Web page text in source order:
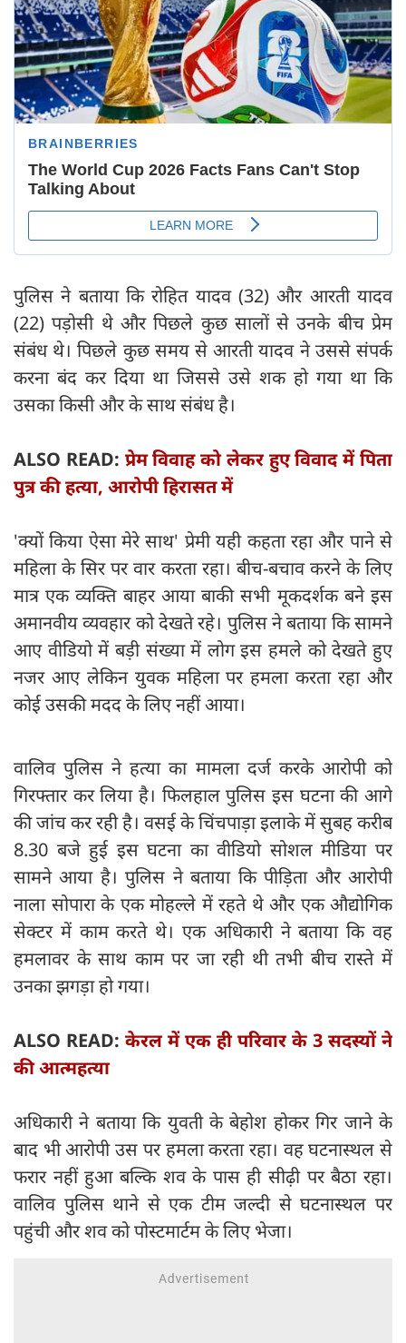
पुलिस ने बताया कि रोहित यादव (32) और आरती यादव
(22) पड़ोसी थे और पिछले कुछ सालों से उनके बीच प्रेम
संबंध थे। पिछले कुछ समय से आरती यादव ने उससे संपर्क
करना बंद कर दिया था जिससे उसे शक हो गया था कि
उसका किसी और के साथ संबंध है।
ALSO READ: प्रेम विवाह को लेकर हुए विवाद में पिता
पुत्र की हत्या, आरोपी हिरासत में
'क्यों किया ऐसा मेरे साथ' प्रेमी यही कहता रहा और पाने से
महिला के सिर पर वार करता रहा। बीच-बचाव करने के लिए
मात्र एक व्यक्ति बाहर आया बाकी सभी मूकदर्शक बने इस
अमानवीय व्यवहार को देखते रहे। पुलिस ने बताया कि सामने
आए वीडियो में बड़ी संख्या में लोग इस हमले को देखते हुए
नजर आए लेकिन युवक महिला पर हमला करता रहा और
कोई उसकी मदद के लिए नहीं आया।
वालिव पुलिस ने हत्या का मामला दर्ज करके आरोपी को
गिरफ्तार कर लिया है। फिलहाल पुलिस इस घटना की आगे
की जांच कर रही है। वसई के चिंचपाड़ा इलाके में सुबह करीब
8.30 बजे हुई इस घटना का वीडियो सोशल मीडिया पर
सामने आया है। पुलिस ने बताया कि पीड़िता और आरोपी
नाला सोपारा के एक मोहल्ले में रहते थे और एक औद्योगिक
सेक्टर में काम करते थे। एक अधिकारी ने बताया कि वह
हमलावर के साथ काम पर जा रही थी तभी बीच रास्ते में
उनका झगड़ा हो गया।
ALSO READ: केरल में एक ही परिवार के 3 सदस्यों ने
की आत्महत्या
अधिकारी ने बताया कि युवती के बेहोश होकर गिर जाने के
बाद भी आरोपी उस पर हमला करता रहा। वह घटनास्थल से
फरार नहीं हुआ बल्कि शव के पास ही सीढ़ी पर बैठा रहा।
वालिव पुलिस थाने से एक टीम जल्दी से घटनास्थल पर
पहुंची और शव को पोस्टमार्टम के लिए भेजा।